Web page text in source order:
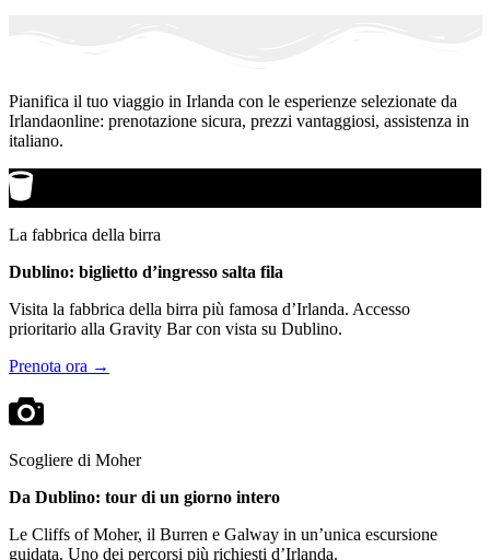
Pianifica il tuo viaggio in Irlanda con le esperienze selezionate da
Irlandaonline: prenotazione sicura, prezzi vantaggiosi, assistenza in
italiano.
La fabbrica della birra
Dublino: biglietto d’ingresso salta fila
Visita la fabbrica della birra più famosa d’Irlanda. Accesso
prioritario alla Gravity Bar con vista su Dublino.
Prenota ora →
Scogliere di Moher
Da Dublino: tour di un giorno intero
Le Cliffs of Moher, il Burren e Galway in un’unica escursione
guidata. Uno dei percorsi più richiesti d’Irlanda.